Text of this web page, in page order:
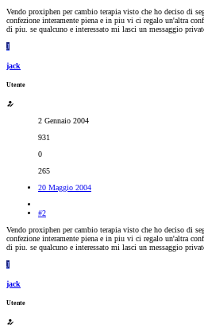
Vendo proxiphen per cambio terapia visto che ho deciso di
confezione interamente piena e in piu vi ci regalo un'altra
di piu. se qualcuno e interessato mi lasci un messaggio
J
jack
Utente
2 Gennaio 2004
931
0
265
20 Maggio 2004
#2
Vendo proxiphen per cambio terapia visto che ho deciso di
confezione interamente piena e in piu vi ci regalo un'altra
di piu. se qualcuno e interessato mi lasci un messaggio
J
jack
Utente